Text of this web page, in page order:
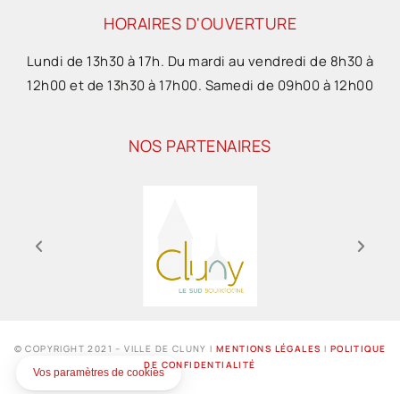
HORAIRES D'OUVERTURE
Lundi de 13h30 à 17h. Du mardi au vendredi de 8h30 à
12h00 et de 13h30 à 17h00. Samedi de 09h00 à 12h00
NOS PARTENAIRES
© COPYRIGHT 2021 – VILLE DE CLUNY IMENTIONS LÉGALES I POLITIQUE
DE CONFIDENTIALITÉ